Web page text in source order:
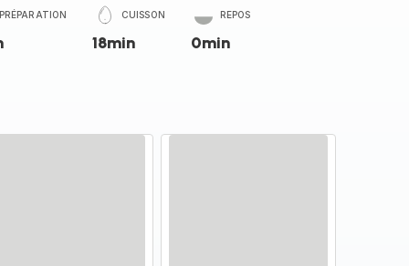
PRÉPARATION CUISSON
18min
REPOS
0min